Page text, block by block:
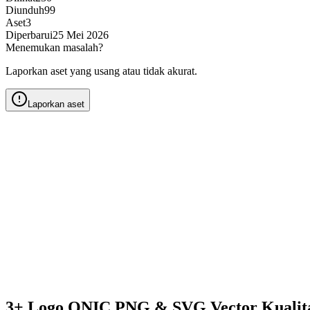
Diunduh99
Aset3
Diperbarui25 Mei 2026
Menemukan masalah?
Laporkan aset yang usang atau tidak akurat.
Laporkan aset